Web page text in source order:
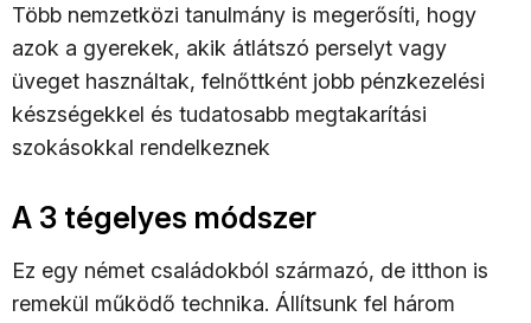
Több nemzetközi tanulmány is megerősíti, hogy
azok a gyerekek, akik átlátszó perselyt vagy
üveget használtak, felnőttként jobb pénzkezelési
készségekkel és tudatosabb megtakarítási
szokásokkal rendelkeznek
A 3 tégelyes módszer
Ez egy német családokból származó, de itthon is
remekül működő technika. Állítsunk fel három